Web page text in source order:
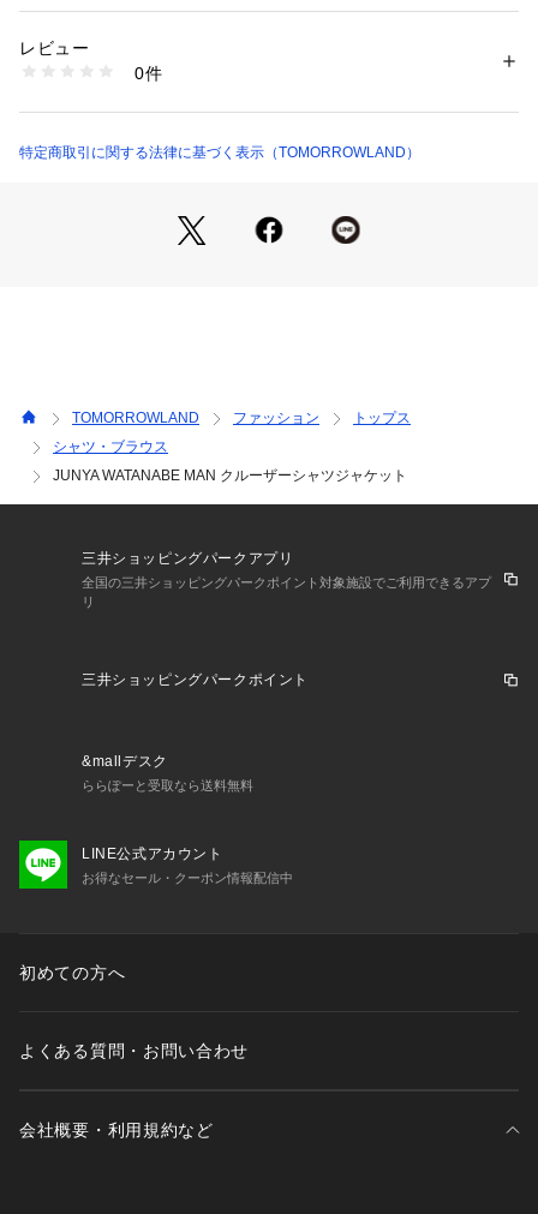
〈JUNYA WATANABE MAN（ジュンヤ ワタナベ マン）〉
既存のベーシックに新たなフィーリングを取り入れることをコ
強い影響を与えている。
2025AW商品
店舗にお問い合わせの際は、下記の商品番号をお申し付けくだ
さい。
素材：毛60％　アクリル40％
洗濯：洗濯不可、漂白不可、タンブル乾燥不可、アイロン仕上げ不可、ド
ライ可、ウエットクリーニング不可
商品番号：1095000024936 （モール）
レビュー
0件
特定商取引に関する法律に基づく表示（TOMORROWLAND）
TOMORROWLAND ファッション
トップス
シャツ・ブラウス
JUNYA WATANABE MAN クルーザーシャツジャケット
三井ショッピングパークアプリ
全国の三井ショッピングパークポイント対象施設でご利用できるアプ
リ
三井ショッピングパークポイント
&mallデスク
ららぽーと受取なら送料無料
LINE公式アカウント
お得なセール・クーポン情報配信中
初めての方へ
よくある質問・お問い合わせ
会社概要・利用規約など